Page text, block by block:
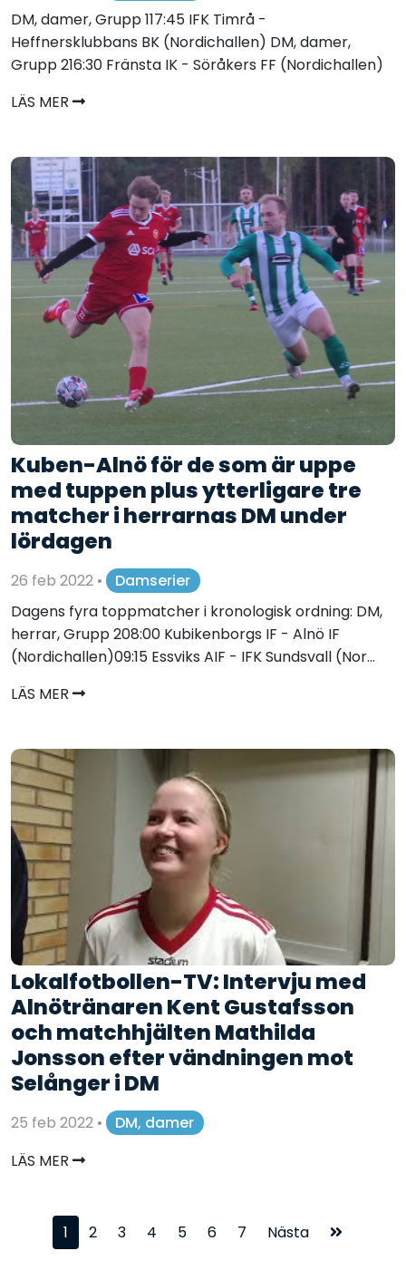
DM, damer, Grupp 117:45 IFK Timrå -
Heffnersklubbans BK (Nordichallen) DM, damer,
Grupp 216:30 Fränsta IK - Söråkers FF (Nordichallen)
LÄS MER
Kuben-Alnö för de som är uppe
med tuppen plus ytterligare tre
matcher i herrarnas DM under
lördagen
26 feb 2022 •
Damserier
Dagens fyra toppmatcher i kronologisk ordning: DM,
herrar, Grupp 208:00 Kubikenborgs IF - Alnö IF
(Nordichallen)09:15 Essviks AIF - IFK Sundsvall (Nor...
LÄS MER
Lokalfotbollen-TV: Intervju med
Alnötränaren Kent Gustafsson
och matchhjälten Mathilda
Jonsson efter vändningen mot
Selånger i DM
25 feb 2022 •
DM, damer
LÄS MER
1 2 3 4 5 6 7 Nästa